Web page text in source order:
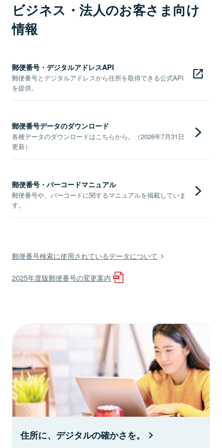
ビジネス・法人のお客さま向け
情報
郵便番号・デジタルアドレスAPI
郵便番号とデジタルアドレスから住所を取得できる公式API
を提供。
郵便番号データのダウンロード
各種データのダウンロードはこちらから。（2026年7月31日
更新）
郵便番号・バーコードマニュアル
郵便番号や、バーコードに関するマニュアルを掲載していま
す。
郵便番号検索に使用されているデータについて
2025年度版郵便番号の変更案内
住所に、デジタルの確かさを。